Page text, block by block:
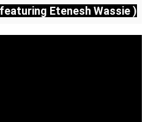
Etenesh Wassie )